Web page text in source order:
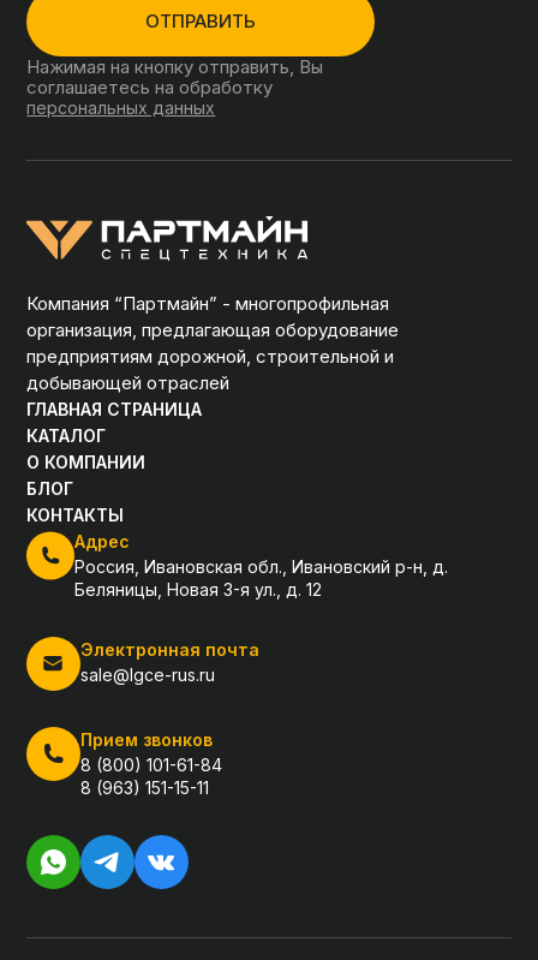
ОТПРАВИТЬ
Нажимая на кнопку отправить, Вы
соглашаетесь на обработку
персональных данных
Компания “Партмайн” - многопрофильная
организация, предлагающая оборудование
предприятиям дорожной, строительной и
добывающей отраслей
ГЛАВНАЯ СТРАНИЦА
КАТАЛОГ
О КОМПАНИИ
БЛОГ
КОНТАКТЫ
Адрес
Россия, Ивановская обл., Ивановский р-н, д.
Беляницы, Новая 3-я ул., д. 12
Электронная почта
sale@lgce-rus.ru
Прием звонков
8 (800) 101-61-84
8 (963) 151-15-11